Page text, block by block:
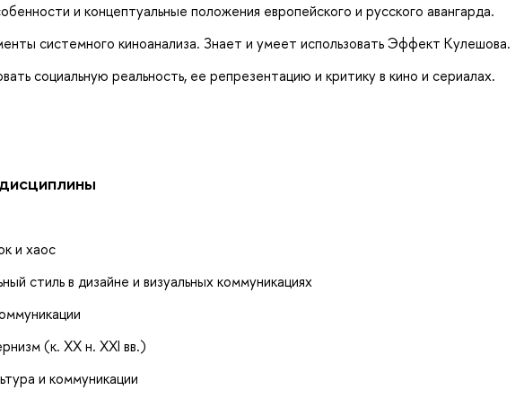
и концептуальные положения европейского и русского авангарда.
системного киноанализа. Знает и умеет использовать Эффект Кулешова.
социальную реальность, ее репрезентацию и критику в кино и сериалах.
и хаос
стиль в дизайне и визуальных коммуникациях
(к. ХХ н. XXI вв.)
и коммуникации